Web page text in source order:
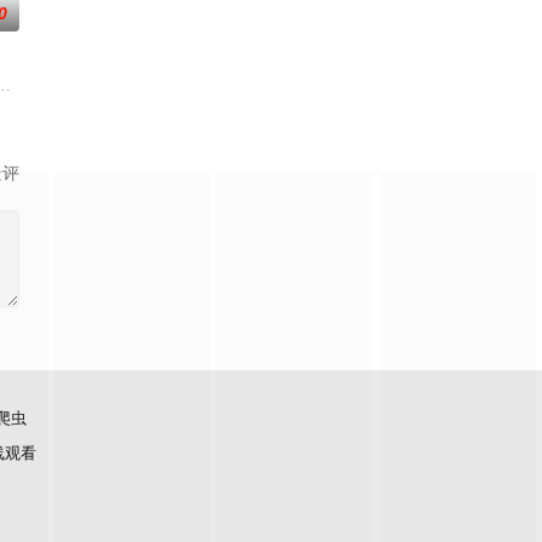
クロエ）。不器用で人との交流を避けて生きてきた彼女は、とある出会
释放出的神秘粒子“梅比乌斯之尘”的影响，一部分孩子获得了名为“拉姆斯
虫
观看